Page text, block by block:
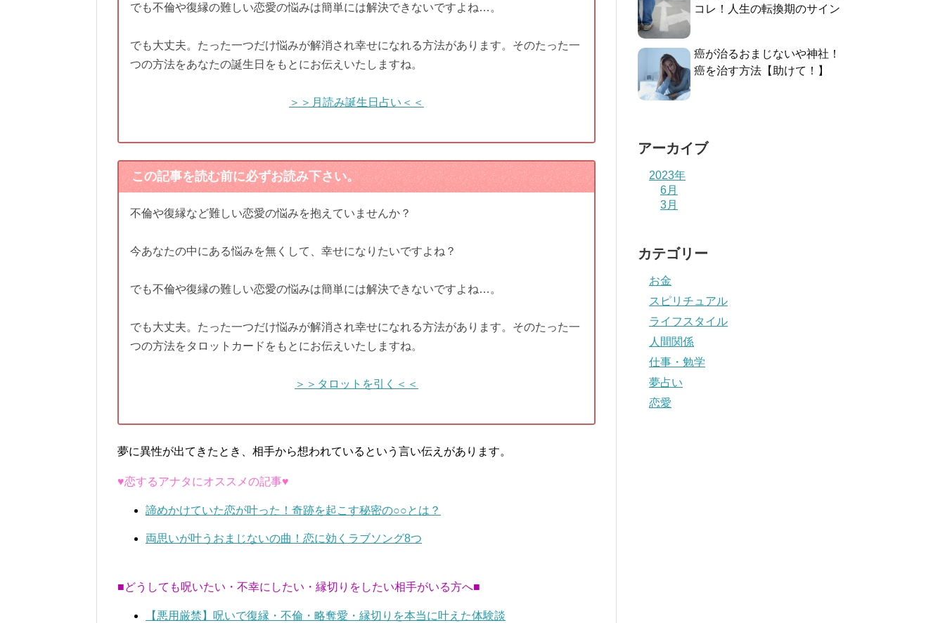
でも不倫や復縁の難しい恋愛の悩みは簡単には解決できないですよね…。
でも大丈夫。たった一つだけ悩みが解消され幸せになれる方法があります。そのたった一
つの方法をあなたの誕生日をもとにお伝えいたしますね。
＞＞月読み誕生日占い＜＜
この記事を読む前に必ずお読み下さい。
不倫や復縁など難しい恋愛の悩みを抱えていませんか？
今あなたの中にある悩みを無くして、幸せになりたいですよね？
でも不倫や復縁の難しい恋愛の悩みは簡単には解決できないですよね…。
でも大丈夫。たった一つだけ悩みが解消され幸せになれる方法があります。そのたった一
つの方法をタロットカードをもとにお伝えいたしますね。
＞＞タロットを引く＜＜
夢に異性が出てきたとき、相手から想われているという言い伝えがあります。
♥恋するアナタにオススメの記事♥
諦めかけていた恋が叶った！奇跡を起こす秘密の○○とは？
両思いが叶うおまじないの曲！恋に効くラブソング8つ
■どうしても呪いたい・不幸にしたい・縁切りをしたい相手がいる方へ■
【悪用厳禁】呪いで復縁・不倫・略奪愛・縁切りを本当に叶えた体験談
コレ！人生の転換期のサイン
癌が治るおまじないや神社！
癌を治す方法【助けて！】
アーカイブ
2023年
6月
3月
カテゴリー
お金
スピリチュアル
ライフスタイル
人間関係
仕事・勉学
夢占い
恋愛